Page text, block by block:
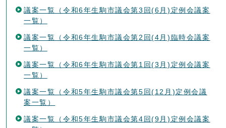
議案一覧（令和6年生駒市議会第3回(6月)定例会議案
一覧）
議案一覧（令和6年生駒市議会第2回(4月)臨時会議案
一覧）
議案一覧（令和6年生駒市議会第1回(3月)定例会議案
一覧）
議案一覧（令和5年生駒市議会第5回(12月)定例会議
案一覧）
議案一覧（令和5年生駒市議会第4回(9月)定例会議案